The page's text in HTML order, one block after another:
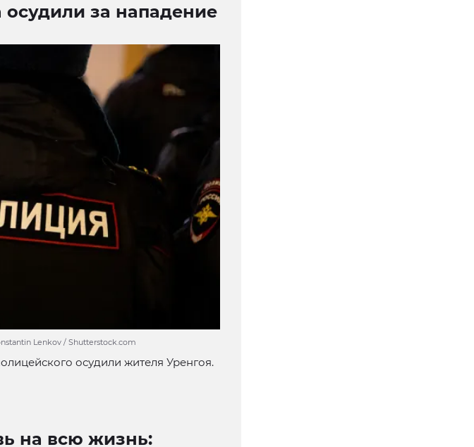
за нападение
Lenkov / Shutterstock.com
осудили жителя Уренгоя.
на всю жизнь: